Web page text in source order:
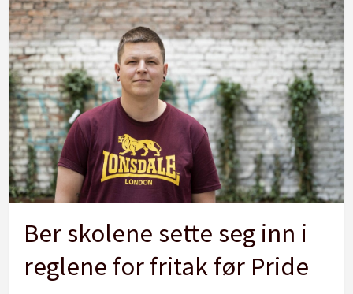
Ber skolene sette seg inn i
reglene for fritak før Pride